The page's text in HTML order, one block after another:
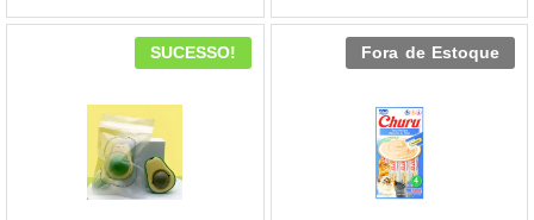
SUCESSO! Fora de Estoque